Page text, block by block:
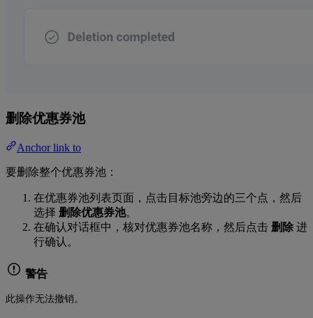
删除优惠券池
Anchor link to
要删除整个优惠券池：
在优惠券池列表页面，点击目标池旁边的三个点，然后
选择 删除优惠券池。
在确认对话框中，核对优惠券池名称，然后点击 删除 进
行确认。
警告
此操作无法撤销。